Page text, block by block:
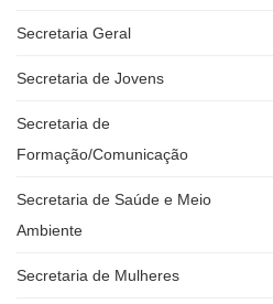
Secretaria Geral
Secretaria de Jovens
Secretaria de
Formação/Comunicação
Secretaria de Saúde e Meio
Ambiente
Secretaria de Mulheres